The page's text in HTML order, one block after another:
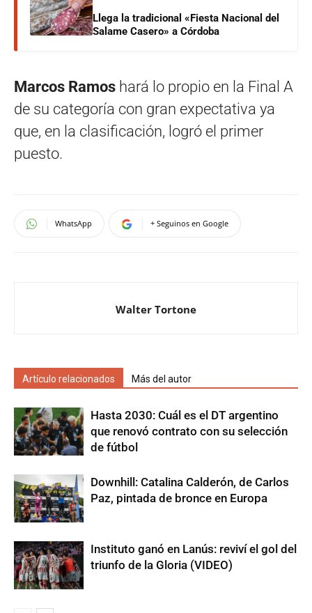
Llega la tradicional «Fiesta Nacional del
Salame Casero» a Córdoba
Marcos Ramos hará lo propio en la Final A
de su categoría con gran expectativa ya
que, en la clasificación, logró el primer
puesto.
WhatsApp + Seguinos en Google
Walter Tortone
Artículo relacionados Más del autor
Hasta 2030: Cuál es el DT argentino
que renovó contrato con su selección
de fútbol
Downhill: Catalina Calderón, de Carlos
Paz, pintada de bronce en Europa
Instituto ganó en Lanús: reviví el gol del
triunfo de la Gloria (VIDEO)